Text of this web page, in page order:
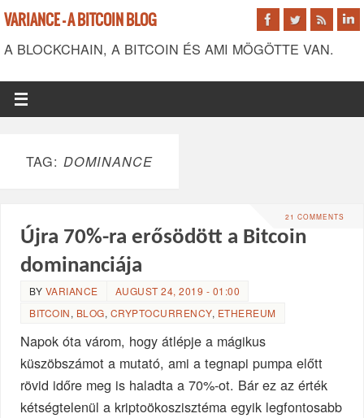
VARIANCE - A BITCOIN BLOG
A BLOCKCHAIN, A BITCOIN ÉS AMI MÖGÖTTE VAN.
TAG: DOMINANCE
21 COMMENTS
Újra 70%-ra erősödött a Bitcoin
dominanciája
BY VARIANCE
AUGUST 24, 2019 - 01:00
BITCOIN, BLOG, CRYPTOCURRENCY, ETHEREUM
Napok óta várom, hogy átlépje a mágikus
küszöbszámot a mutató, ami a tegnapi pumpa előtt
rövid időre meg is haladta a 70%-ot. Bár ez az érték
kétségtelenül a kriptoökoszisztéma egyik legfontosabb